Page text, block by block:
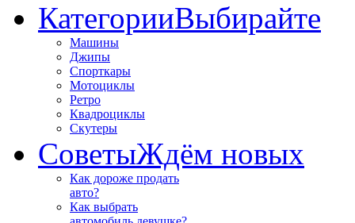
КатегорииВыбирайте
Машины
Джипы
Спорткары
Мотоциклы
Ретро
Квадроциклы
Скутеры
СоветыЖдём новых
Как дороже продать
авто?
Как выбрать